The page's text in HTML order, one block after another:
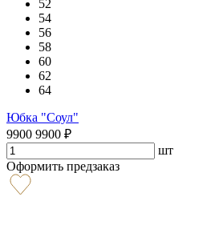
52
54
56
58
60
62
64
Юбка "Соул"
9900 9900 ₽
шт
Оформить предзаказ